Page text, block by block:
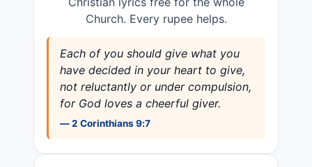
Church. Every rupee helps.
Each of you should give what you
have decided in your heart to give,
not reluctantly or under compulsion,
for God loves a cheerful giver.
— 2 Corinthians 9:7